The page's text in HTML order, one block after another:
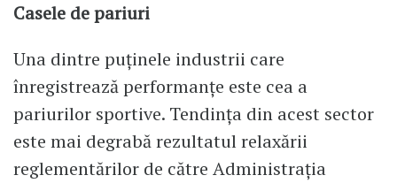
Casele de pariuri
Una dintre puținele industrii care
înregistrează performanțe este cea a
pariurilor sportive. Tendința din acest sector
este mai degrabă rezultatul relaxării
reglementărilor de către Administrația